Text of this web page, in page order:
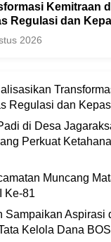
Kemitraan
Regulasi dan
2026
Regulasi dan
di Desa
Perkuat
Muncang
Ke-81
Sampaikan Aspirasi
Kelola Dana